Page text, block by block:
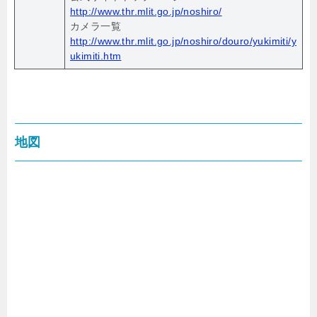
http://www.thr.mlit.go.jp/noshiro/
カメラ一覧
http://www.thr.mlit.go.jp/noshiro/douro/yukimiti/y
ukimiti.htm
地図